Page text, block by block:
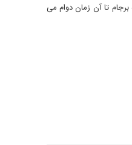
با این حال، معلوم نیست که برجام تا آن زمان دوام می